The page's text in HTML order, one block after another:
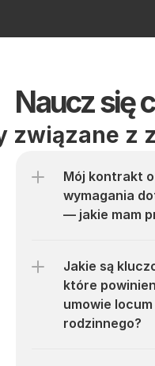
Naucz się
związane z
Mój kontrakt
wymagania
— jakie mam
Jakie są
które
umowie
rodzinnego?